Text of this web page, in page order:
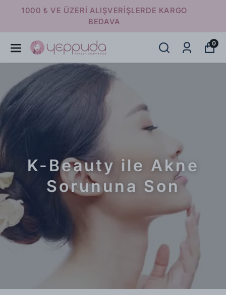
16:00 ' A KADAR VERİLEN SİPARİŞLER
AYNI GÜN KARGODA
0
K-Beauty ile Akne
Sorununa Son